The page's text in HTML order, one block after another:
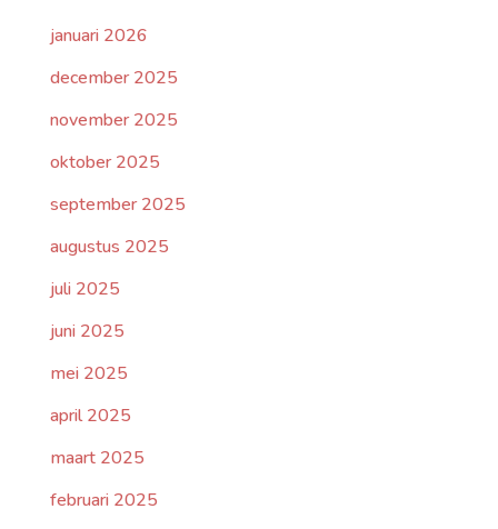
januari 2026
december 2025
november 2025
oktober 2025
september 2025
augustus 2025
juli 2025
juni 2025
mei 2025
april 2025
maart 2025
februari 2025